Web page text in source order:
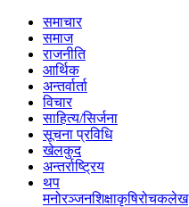
समाचार
समाज
राजनीति
आर्थिक
अन्तर्वार्ता
विचार
साहित्य/सिर्जना
सूचना प्रविधि
खेलकुद
अन्तर्राष्ट्रिय
थप
मनोरञ्‍जनशिक्षाकृषिरोचकलेख